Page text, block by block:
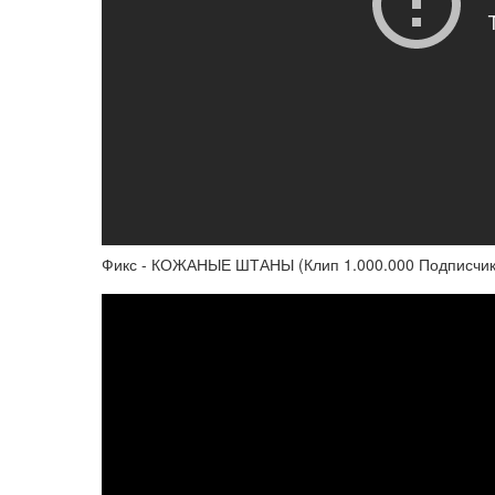
Фикс - КОЖАНЫЕ ШТАНЫ (Клип 1.000.000